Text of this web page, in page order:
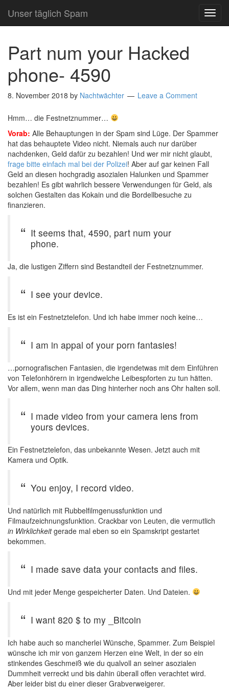
Unser täglich Spam
Part num your Hacked
phone- 4590
8. November 2018 by Nachtwächter Leave a Comment
Hmm… die Festnetznummer…
Vorab: Alle Behauptungen in der Spam sind Lüge. Der Spammer
hat das behauptete Video nicht. Niemals auch nur darüber
nachdenken, Geld dafür zu bezahlen! Und wer mir nicht glaubt,
frage bitte einfach mal bei der Polizei! Aber auf gar keinen Fall
Geld an diesen hochgradig asozialen Halunken und Spammer
bezahlen! Es gibt wahrlich bessere Verwendungen für Geld, als
solchen Gestalten das Kokain und die Bordellbesuche zu
finanzieren.
It seems that, 4590, part num your
phone.
Ja, die lustigen Ziffern sind Bestandteil der Festnetznummer.
I see your device.
Es ist ein Festnetztelefon. Und ich habe immer noch keine…
I am in appal of your porn fantasies!
…pornografischen Fantasien, die irgendetwas mit dem Einführen
von Telefonhörern in irgendwelche Leibespforten zu tun hätten.
Vor allem, wenn man das Ding hinterher noch ans Ohr halten soll.
I made video from your camera lens from
yours devices.
Ein Festnetztelefon, das unbekannte Wesen. Jetzt auch mit
Kamera und Optik.
You enjoy, I record video.
Und natürlich mit Rubbelfilmgenussfunktion und
Filmaufzeichnungsfunktion. Crackbar von Leuten, die vermutlich
in Wirklichkeitgerade mal eben so ein Spamskript gestartet
bekommen.
I made save data your contacts and files.
Und mit jeder Menge gespeicherter Daten. Und Dateien.
I want 820 $ to my _Bitcoin
Ich habe auch so mancherlei Wünsche, Spammer. Zum Beispiel
wünsche ich mir von ganzem Herzen eine Welt, in der so ein
stinkendes Geschmeiß wie du qualvoll an seiner asozialen
Dummheit verreckt und bis dahin überall offen verachtet wird.
Aber leider bist du einer dieser Grabverweigerer.